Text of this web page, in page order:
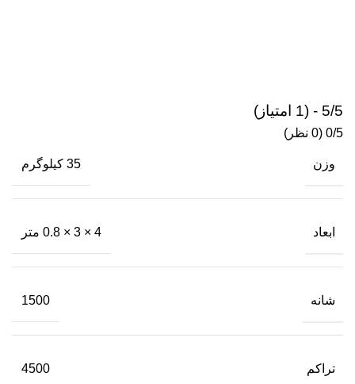
5/5 - (1 امتیاز)
‫0/5 ‫(0 نظر)
وزن 35 کیلوگرم
ابعاد 4 × 3 × 0.8 متر
شانه 1500
تراکم 4500